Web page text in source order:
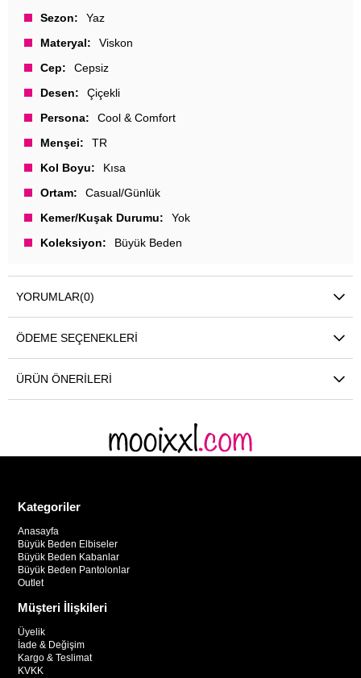
Sezon
Yaz
Materyal
Viskon
Cep
Cepsiz
Desen
Çiçekli
Persona
Cool & Comfort
Menşei
TR
Kol Boyu
Kısa
Ortam
Casual/Günlük
Kemer/Kuşak Durumu
Yok
Koleksiyon
Büyük Beden
YORUMLAR(0)
ÖDEME SEÇENEKLERI
ÜRÜN ÖNERILERI
Kategoriler
Anasayfa
Büyük Beden Elbiseler
Büyük Beden Kabanlar
Büyük Beden Pantolonlar
Outlet
Müşteri İlişkileri
Üyelik
İade & Değişim
Kargo & Teslimat
KVKK